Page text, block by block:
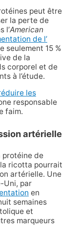
peut être
la perte de
l’American
de l’
seulement 15 %
de la
corporel et de
à l’étude.
les
responsable
faim.
artérielle
protéine de
ricotta pourrait
artérielle. Une
Uni, par
en
semaines
et
marqueurs